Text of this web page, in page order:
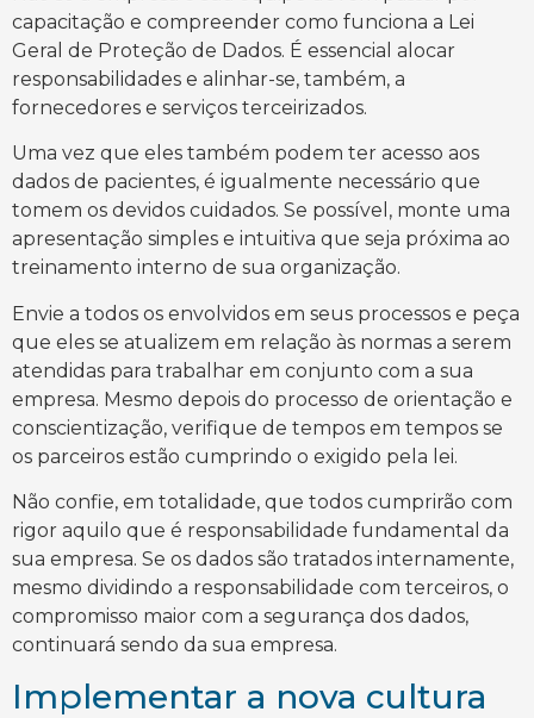
capacitação e compreender como funciona a Lei
Geral de Proteção de Dados. É essencial alocar
responsabilidades e alinhar-se, também, a
fornecedores e serviços terceirizados.
Uma vez que eles também podem ter acesso aos
dados de pacientes, é igualmente necessário que
tomem os devidos cuidados. Se possível, monte uma
apresentação simples e intuitiva que seja próxima ao
treinamento interno de sua organização.
Envie a todos os envolvidos em seus processos e peça
que eles se atualizem em relação às normas a serem
atendidas para trabalhar em conjunto com a sua
empresa. Mesmo depois do processo de orientação e
conscientização, verifique de tempos em tempos se
os parceiros estão cumprindo o exigido pela lei.
Não confie, em totalidade, que todos cumprirão com
rigor aquilo que é responsabilidade fundamental da
sua empresa. Se os dados são tratados internamente,
mesmo dividindo a responsabilidade com terceiros, o
compromisso maior com a segurança dos dados,
continuará sendo da sua empresa.
Implementar a nova cultura